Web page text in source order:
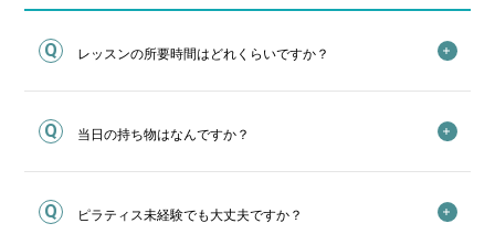
レッスンの所要時間はどれくらいですか？
当日の持ち物はなんですか？
ピラティス未経験でも大丈夫ですか？